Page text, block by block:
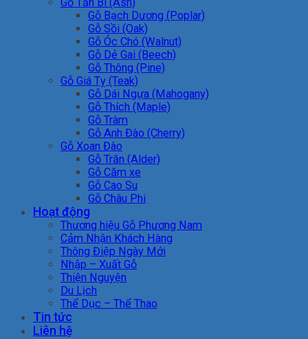
Gỗ Bạch Dương (Poplar)
Gỗ Sồi (Oak)
Gỗ Óc Chó (Walnut)
Gỗ Dẻ Gai (Beech)
Gỗ Thông (Pine)
Gỗ Giá Tỵ (Teak)
Gỗ Dái Ngựa (Mahogany)
Gỗ Thích (Maple)
Gỗ Tràm
Gỗ Anh Đào (Cherry)
Gỗ Xoan Đào
Gỗ Trăn (Alder)
Gỗ Căm xe
Gỗ Cao Su
Gỗ Châu Phi
Hoạt động
Thương hiệu Gỗ Phương Nam
Cảm Nhận Khách Hàng
Thông Điệp Ngày Mới
Nhập – Xuất Gỗ
Thiện Nguyện
Du Lịch
Thể Dục – Thể Thao
Tin tức
Liên hệ